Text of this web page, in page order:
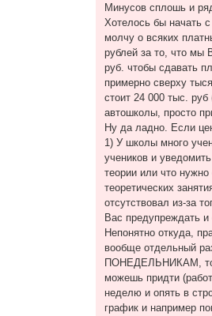
Минусов сплошь и
Хотелось бы начать
молчу о всяких
рублей за то, что мы
руб. чтобы сдавать
примерно сверху
стоит 24 000 тыс.
автошколы, просто
Ну да ладно. Если
1) У школы много
учеников и
теории или что
теоретических
отсутствовал из-за
Вас предупреждать
Непонятно откуда,
вообще отдельный
ПОНЕДЕЛЬНИКАМ, то
можешь придти
неделю и опять в
график и например